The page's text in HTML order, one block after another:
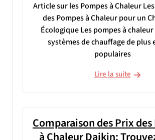
Article sur les Pompes à Chaleur
des Pompes à Chaleur pour un
Écologique Les pompes à
systèmes de chauffage de plus
populaires
Lire la suite
Comparaison des Prix